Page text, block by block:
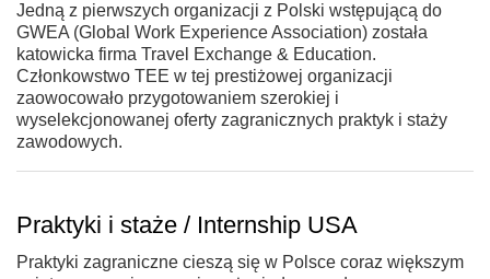
Jedną z pierwszych organizacji z Polski wstępującą do
GWEA (Global Work Experience Association) została
katowicka firma Travel Exchange & Education.
Członkowstwo TEE w tej prestiżowej organizacji
zaowocowało przygotowaniem szerokiej i
wyselekcjonowanej oferty zagranicznych praktyk i staży
zawodowych.
Praktyki i staże / Internship USA
Praktyki zagraniczne cieszą się w Polsce coraz większym